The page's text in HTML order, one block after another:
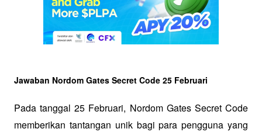
Jawaban Nordom Gates Secret Code 25 Februari
Pada tanggal 25 Februari, Nordom Gates Secret Code
memberikan tantangan unik bagi para pengguna yang